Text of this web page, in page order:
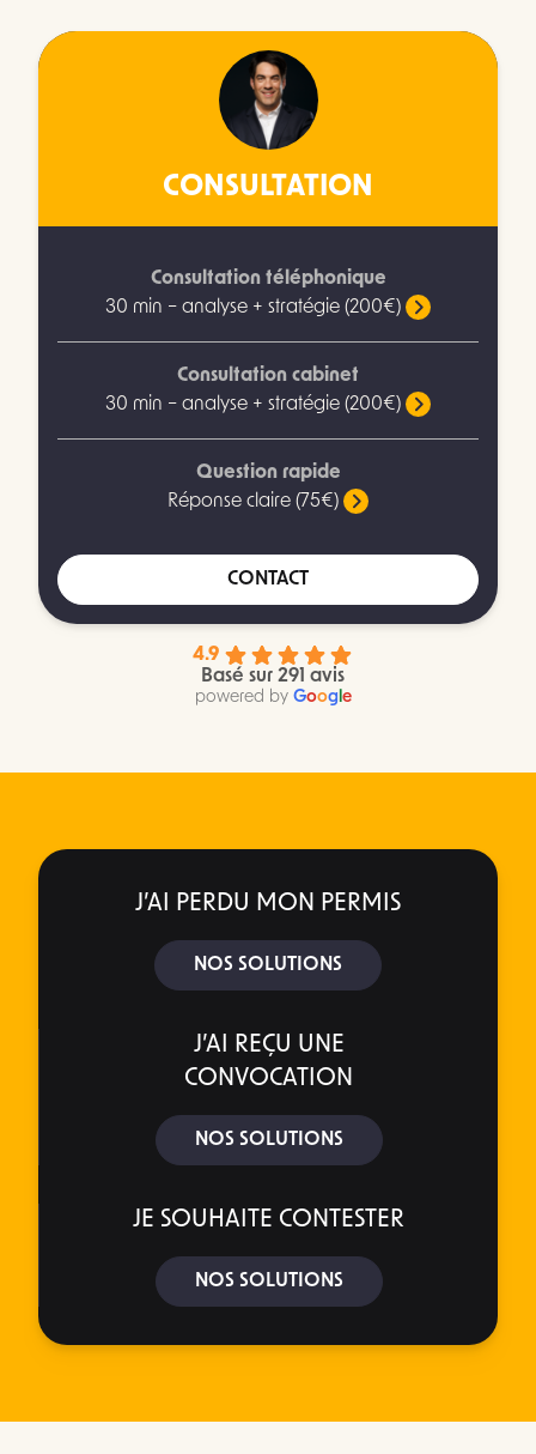
CONSULTATION
Consultation téléphonique
30 min – analyse + stratégie (200€)
Consultation cabinet
30 min – analyse + stratégie (200€)
Question rapide
Réponse claire (75€)
CONTACT
4.9
Basé sur 291 avis
powered by Googl e
J’AI PERDU MON PERMIS
NOS SOLUTIONS
J’AI REÇU UNE
CONVOCATION
NOS SOLUTIONS
JE SOUHAITE CONTESTER
NOS SOLUTIONS